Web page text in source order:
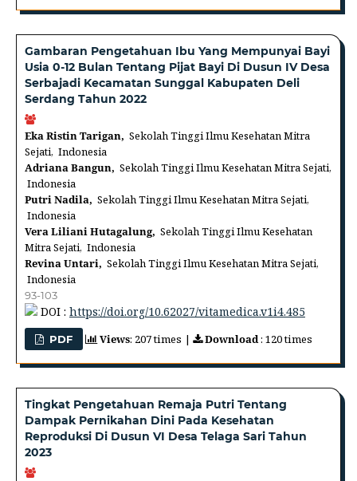
Gambaran Pengetahuan Ibu Yang Mempunyai Bayi
Usia 0-12 Bulan Tentang Pijat Bayi Di Dusun IV Desa
Serbajadi Kecamatan Sunggal Kabupaten Deli
Serdang Tahun 2022
Eka Ristin Tarigan, Sekolah Tinggi Ilmu Kesehatan Mitra
Sejati, Indonesia
Adriana Bangun, Sekolah Tinggi Ilmu Kesehatan Mitra Sejati,
Indonesia
Putri Nadila, Sekolah Tinggi Ilmu Kesehatan Mitra Sejati,
Indonesia
Vera Liliani Hutagalung, Sekolah Tinggi Ilmu Kesehatan
Mitra Sejati, Indonesia
Revina Untari, Sekolah Tinggi Ilmu Kesehatan Mitra Sejati,
Indonesia
93-103
DOI : https://doi.org/10.62027/vitamedica.v1i4.485
PDF Views: 207 times | Download: 120 times
Tingkat Pengetahuan Remaja Putri Tentang
Dampak Pernikahan Dini Pada Kesehatan
Reproduksi Di Dusun VI Desa Telaga Sari Tahun
2023